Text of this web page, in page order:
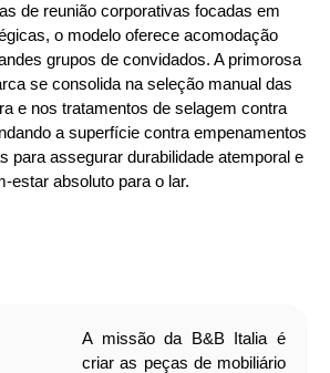
de reunião corporativas focadas em
o modelo oferece acomodação
grupos de convidados. A primorosa
se consolida na seleção manual das
e nos tratamentos de selagem contra
a superfície contra empenamentos
para assegurar durabilidade atemporal e
estar absoluto para o lar.
A missão da B&B Italia é
criar as peças de mobiliário